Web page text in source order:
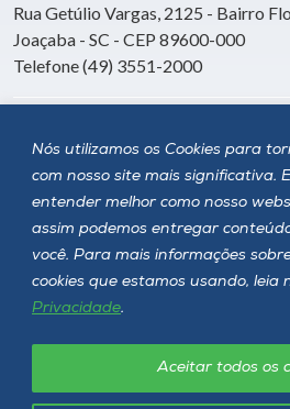
Nós utilizamos os Cookies para
com nosso site mais significativa.
entender melhor como nosso
assim podemos entregar
você. Para mais informações
cookies que estamos usando, leia
Privacidade.
Aceitar todos os
Rua Getúlio Vargas, 2125 - Bairro
Joaçaba - SC - CEP 89600-000
Telefone (49) 3551-2000
Siga a Unoesc
Política de privacidade LGPD